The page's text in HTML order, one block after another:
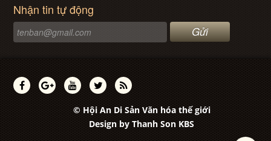
Nhận tin tự động
© Hội An Di Sản Văn hóa thế giới
Design by Thanh Son KBS